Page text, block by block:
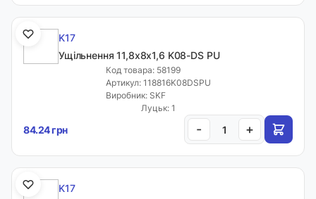
K17
Ущільнення 11,8х8х1,6 K08-DS PU
Код товара: 58199
Артикул: 118816K08DSPU
Виробник: SKF
Луцьк: 1
84.24 грн - +
K17